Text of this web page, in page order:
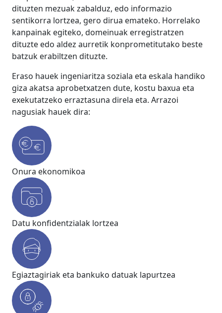
dituzten mezuak zabalduz, edo informazio
sentikorra lortzea, gero dirua emateko. Horrelako
kanpainak egiteko, domeinuak erregistratzen
dituzte edo aldez aurretik konprometitutako beste
batzuk erabiltzen dituzte.
Eraso hauek ingeniaritza soziala eta eskala handiko
giza akatsa aprobetxatzen dute, kostu baxua eta
exekutatzeko erraztasuna direla eta. Arrazoi
nagusiak hauek dira:
Onura ekonomikoa
Datu konfidentzialak lortzea
Egiaztagiriak eta bankuko datuak lapurtzea